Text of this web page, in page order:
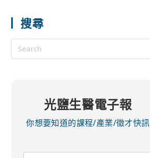
搜尋
光鹽生醫電子報
你想要知道的課程/產業/徵才快訊